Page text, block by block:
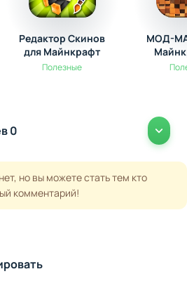
Редактор Скинов
для Майнкрафт
Полезные
МОД-
0
но вы можете стать тем кто
комментарий!